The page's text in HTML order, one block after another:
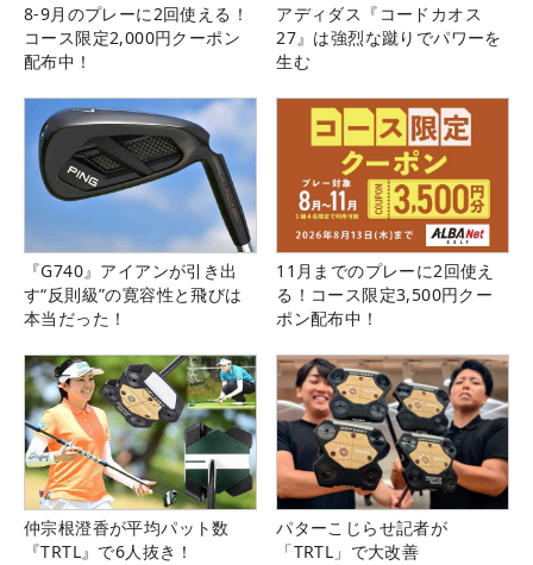
8-9月のプレーに2回使える！
コース限定2,000円クーポン
配布中！
アディダス『コードカオス
27』は強烈な蹴りでパワーを
生む
『G740』アイアンが引き出
す“反則級”の寛容性と飛びは
本当だった！
11月までのプレーに2回使え
る！コース限定3,500円クー
ポン配布中！
仲宗根澄香が平均パット数
『TRTL』で6人抜き！
パターこじらせ記者が
「TRTL」で大改善